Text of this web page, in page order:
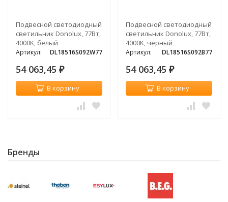
Подвесной светодиодный
светильник Donolux, 77Вт,
4000K, белый
Артикул: DL18516S092W77
54 063,45 ₽
В корзину
Подвесной светодиодный
светильник Donolux, 77Вт,
4000K, черный
Артикул: DL18516S092B77
54 063,45 ₽
В корзину
Бренды